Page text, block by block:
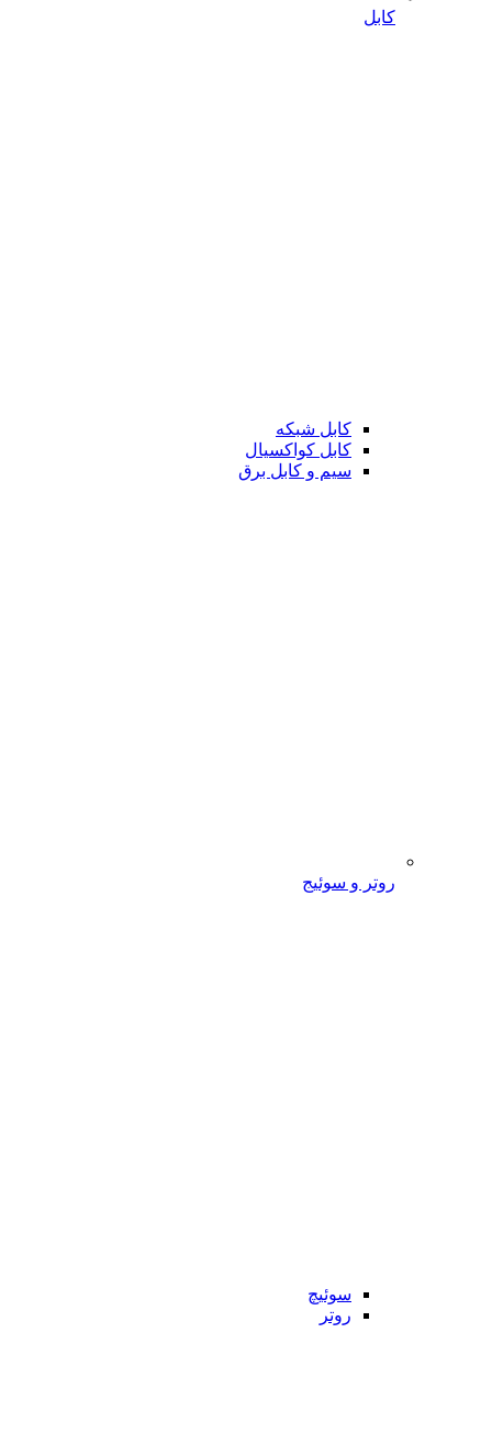
کابل
کابل شبکه
کابل کواکسیال
سیم و کابل برق
روتر و سوئیج
سوئیچ
روتر